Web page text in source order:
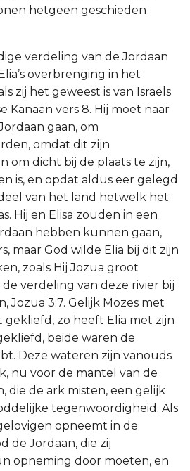
hetgeen geschieden
verdeling van de Jordaan
overbrenging in het
zij het geweest is van Israëls
Kanaän vers 8. Hij moet naar
gaan, om
omdat dit zijn
om dicht bij de plaats te zijn,
is, en opdat aldus eer gelegd
van het land hetwelk het
Hij en Elisa zouden in een
hebben kunnen gaan,
maar God wilde Elia bij dit zijn
zoals Hij Jozua groot
verdeling van deze rivier bij
Jozua 3:7. Gelijk Mozes met
gekliefd, zo heeft Elia met zijn
beide waren de
Deze wateren zijn vanouds
nu voor de mantel van de
die de ark misten, een gelijk
tegenwoordigheid. Als
opneemt in de
de Jordaan, die zij
opneming door moeten, en